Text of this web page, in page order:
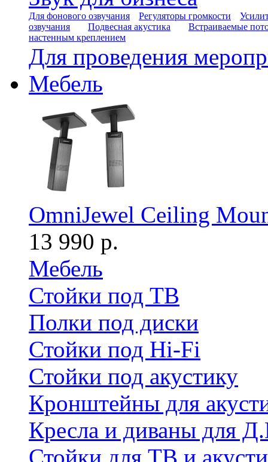
Для фонового озвучания Регуляторы громкости
озвучания
Подвесная акустика
Встраиваемые
настенным креплением
Для проведения
Мебель
OmniJewel Ceiling
13 990 р.
Мебель
Стойки под ТВ
Полки под диски
Стойки под Hi-Fi
Стойки под акустику
Кронштейны для
Кресла и диваны для